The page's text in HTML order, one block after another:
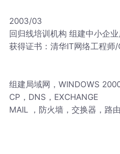
2003/03
回归线培训机构 组建中小企
获得证书：清华IT网络工程师/
组建局域网，WINDOWS
CP，DNS，EXCHANGE
MAIL ，防火墙，交换器，路